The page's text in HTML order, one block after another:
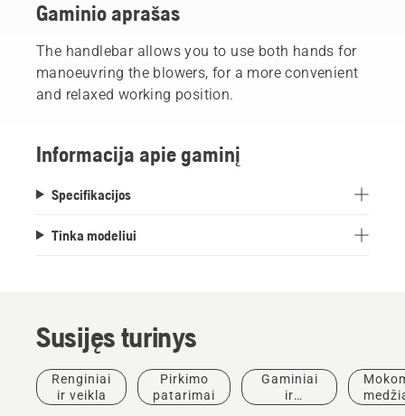
Gaminio aprašas
The handlebar allows you to use both hands for
manoeuvring the blowers, for a more convenient
and relaxed working position.
Informacija apie gaminį
Specifikacijos
Tinka modeliui
Susijęs turinys
Renginiai
ir veikla
Pirkimo
patarimai
Gaminiai
ir
Aplinkos
Kraštovaizdžio
formavimo
įrankiai,